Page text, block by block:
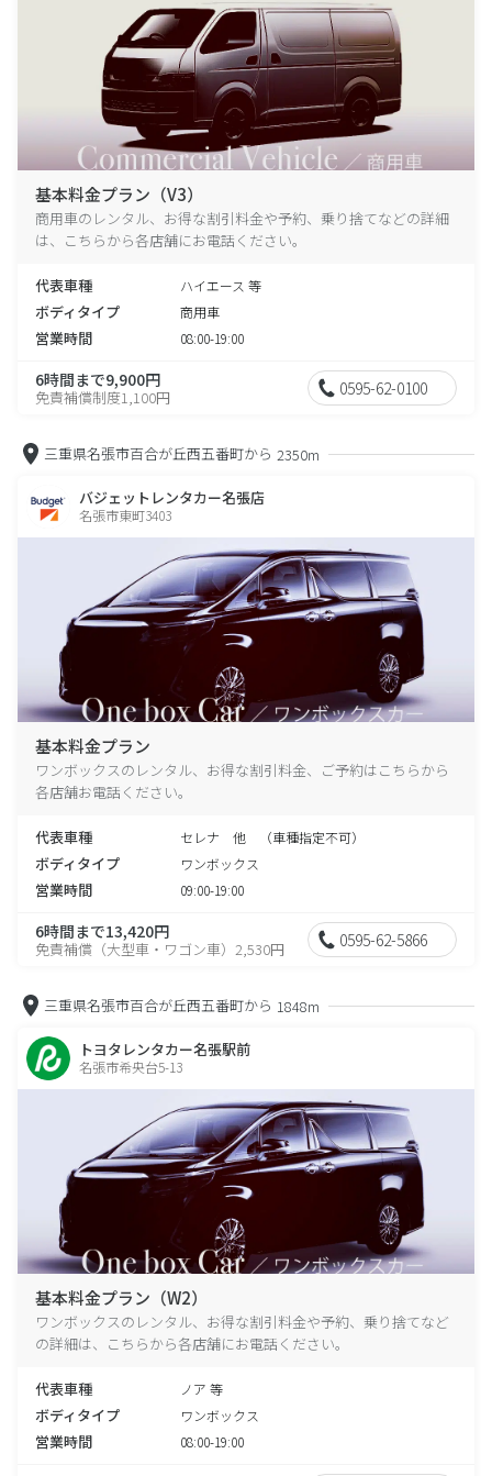
基本料金プラン（V3）
商用車のレンタル、お得な割引料金や予約、乗り捨てなどの詳細
は、こちらから各店舗にお電話ください。
代表車種 ハイエース 等
ボディタイプ 商用車
営業時間 08:00-19:00
6時間まで9,900円
免責補償制度1,100円 0595-62-0100
三重県名張市百合が丘西五番町から 2350m
バジェットレンタカー名張店
名張市東町3403
基本料金プラン
ワンボックスのレンタル、お得な割引料金、ご予約はこちらから
各店舗お電話ください。
代表車種 セレナ 他 （車種指定不可）
ボディタイプ ワンボックス
営業時間 09:00-19:00
6時間まで13,420円
免責補償（大型車・ワゴン車）2,530円 0595-62-5866
三重県名張市百合が丘西五番町から 1848m
トヨタレンタカー名張駅前
名張市希央台5-13
基本料金プラン（W2）
ワンボックスのレンタル、お得な割引料金や予約、乗り捨てなど
の詳細は、こちらから各店舗にお電話ください。
代表車種 ノア 等
ボディタイプ ワンボックス
営業時間 08:00-19:00